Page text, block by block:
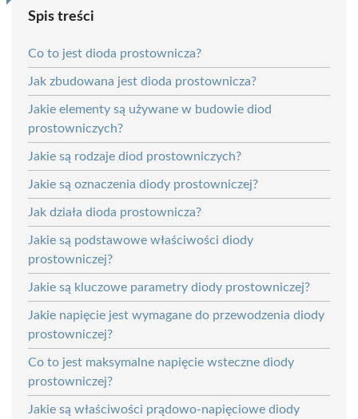
Spis treści
Co to jest dioda prostownicza?
Jak zbudowana jest dioda prostownicza?
Jakie elementy są używane w budowie diod
prostowniczych?
Jakie są rodzaje diod prostowniczych?
Jakie są oznaczenia diody prostowniczej?
Jak działa dioda prostownicza?
Jakie są podstawowe właściwości diody
prostowniczej?
Jakie są kluczowe parametry diody prostowniczej?
Jakie napięcie jest wymagane do przewodzenia diody
prostowniczej?
Co to jest maksymalne napięcie wsteczne diody
prostowniczej?
Jakie są właściwości prądowo-napięciowe diody